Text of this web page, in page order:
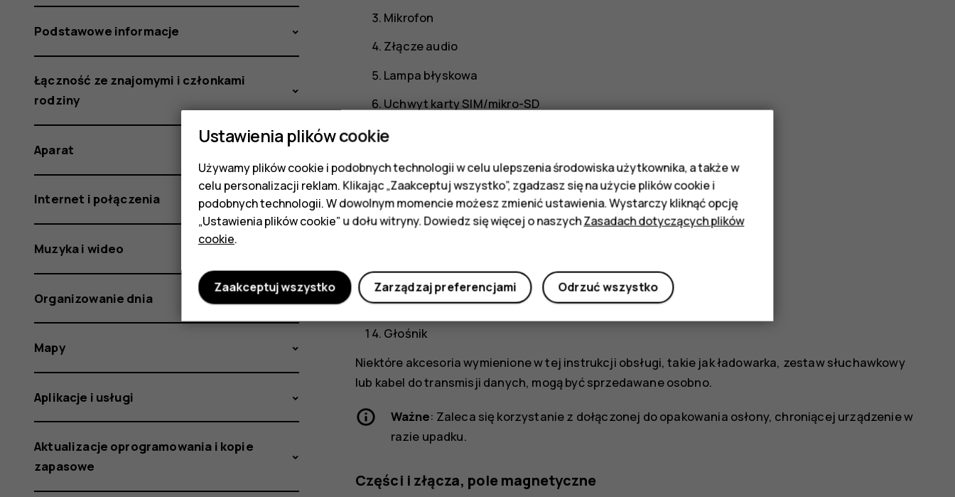
Mikrofon
Złącze audio
Lampa błyskowa
Uchwyt karty SIM/mikro-SD
Czujnik odległości
Słuchawka
Aparat przedni
Klawisze głośności
Złącze ładowarki
Mikrofon
Głośnik
Niektóre akcesoria wymienione w tej instrukcji obsługi, takie jak ładowarka, zestaw słuchawkowy
lub kabel do transmisji danych, mogą być sprzedawane osobno.
Ważne: Zaleca się korzystanie z dołączonej do opakowania osłony, chroniącej urządzenie w
razie upadku.
Części i złącza, pole magnetyczne
Podstawowe informacje
Łączność ze znajomymi i członkami
rodziny
Aparat
Internet i połączenia
Muzyka i wideo
Organizowanie dnia
Mapy
Aplikacje i usługi
Aktualizacje oprogramowania i kopie
zapasowe
Ustawienia plików cookie
Używamy plików cookie i podobnych technologii w celu ulepszenia środowiska użytkownika, a także w
celu personalizacji reklam. Klikając „Zaakceptuj wszystko”, zgadzasz się na użycie plików cookie i
podobnych technologii. W dowolnym momencie możesz zmienić ustawienia. Wystarczy kliknąć opcję
„Ustawienia plików cookie” u dołu witryny. Dowiedz się więcej o naszychZasadach dotyczących plików
cookie.
Odrzuć wszystko
Zarządzaj preferencjami
Zaakceptuj wszystko